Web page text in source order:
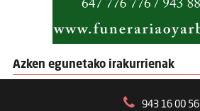
Azken egunetako irakurrienak
943 16 00 56